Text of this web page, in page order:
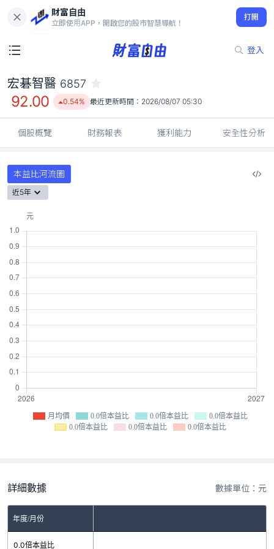
財富自由
立即使用APP，開啟您的股市智慧導航！
打開
登入
92.00
0.54%
宏碁智醫 6857
92.00 0.54% 最近更新時間： 2026/08/07 05:30
個股概覽 財務報表 獲利能力 安全性分析
本益比河流圖
近5年
月均價 0.0倍本益比 0.0倍本益比
0.0倍本益比
0.0倍本益比
0.0倍本益比 0.0倍本益比
詳細數據 數據單位：元
年度/月份
0.0倍本益比